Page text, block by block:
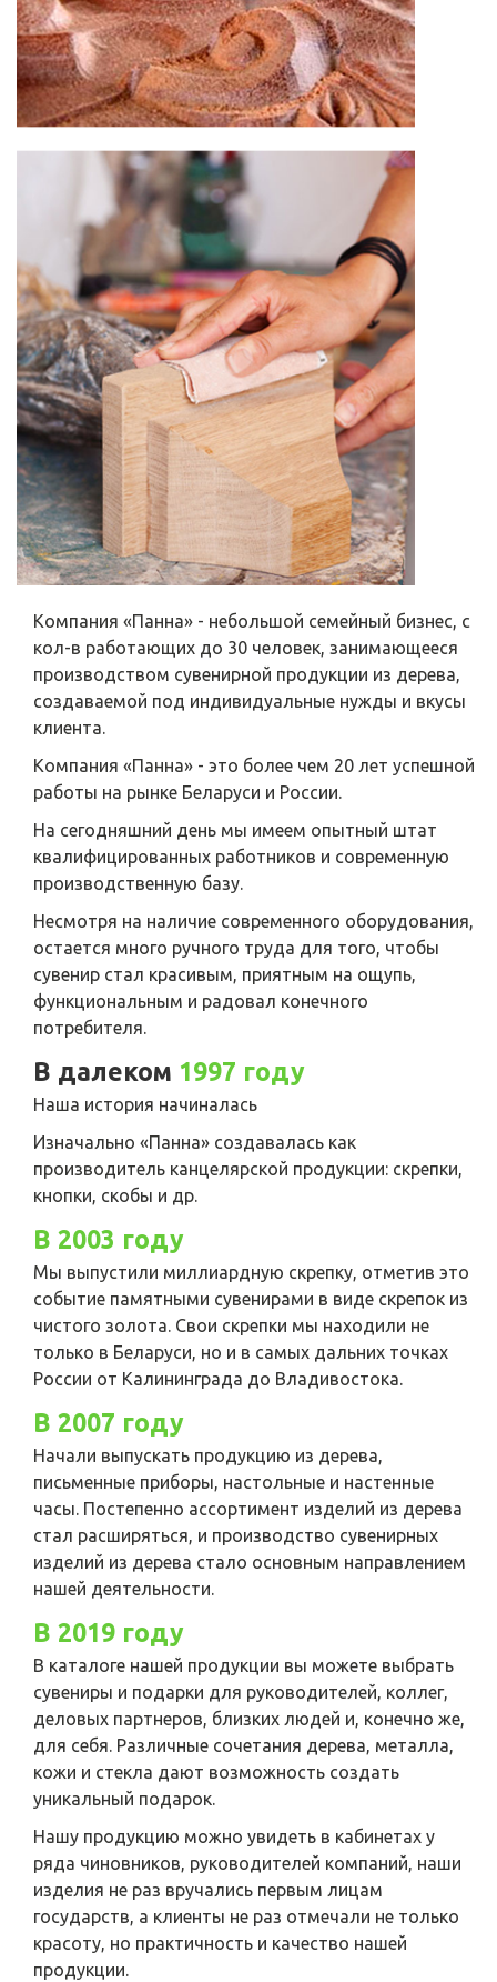
Компания «Панна» - небольшой семейный бизнес, с
кол-в работающих до 30 человек, занимающееся
производством сувенирной продукции из дерева,
создаваемой под индивидуальные нужды и вкусы
клиента.
Компания «Панна» - это более чем 20 лет успешной
работы на рынке Беларуси и России.
На сегодняшний день мы имеем опытный штат
квалифицированных работников и современную
производственную базу.
Несмотря на наличие современного оборудования,
остается много ручного труда для того, чтобы
сувенир стал красивым, приятным на ощупь,
функциональным и радовал конечного
потребителя.
В далеком 1997 году
Наша история начиналась
Изначально «Панна» создавалась как
производитель канцелярской продукции: скрепки,
кнопки, скобы и др.
В 2003 году
Мы выпустили миллиардную скрепку, отметив это
событие памятными сувенирами в виде скрепок из
чистого золота. Свои скрепки мы находили не
только в Беларуси, но и в самых дальних точках
России от Калининграда до Владивостока.
В 2007 году
Начали выпускать продукцию из дерева,
письменные приборы, настольные и настенные
часы. Постепенно ассортимент изделий из дерева
стал расширяться, и производство сувенирных
изделий из дерева стало основным направлением
нашей деятельности.
В 2019 году
В каталоге нашей продукции вы можете выбрать
сувениры и подарки для руководителей, коллег,
деловых партнеров, близких людей и, конечно же,
для себя. Различные сочетания дерева, металла,
кожи и стекла дают возможность создать
уникальный подарок.
Нашу продукцию можно увидеть в кабинетах у
ряда чиновников, руководителей компаний, наши
изделия не раз вручались первым лицам
государств, а клиенты не раз отмечали не только
красоту, но практичность и качество нашей
продукции.